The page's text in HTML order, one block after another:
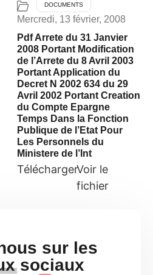
DOCUMENTS
Mercredi, 13 février, 2008
Pdf Arrete du 31 Janvier
2008 Portant Modification
de l’Arrete du 8 Avril 2003
Portant Application du
Decret N 2002 634 du 29
Avril 2002 Portant Creation
du Compte Epargne
Temps Dans la Fonction
Publique de l’Etat Pour
Les Personnels du
Ministere de l’Int
TéléchargerVoir le
fichier
sur les
sociaux